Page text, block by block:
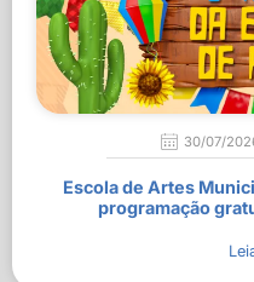
30/07/
Escola de Artes
programação